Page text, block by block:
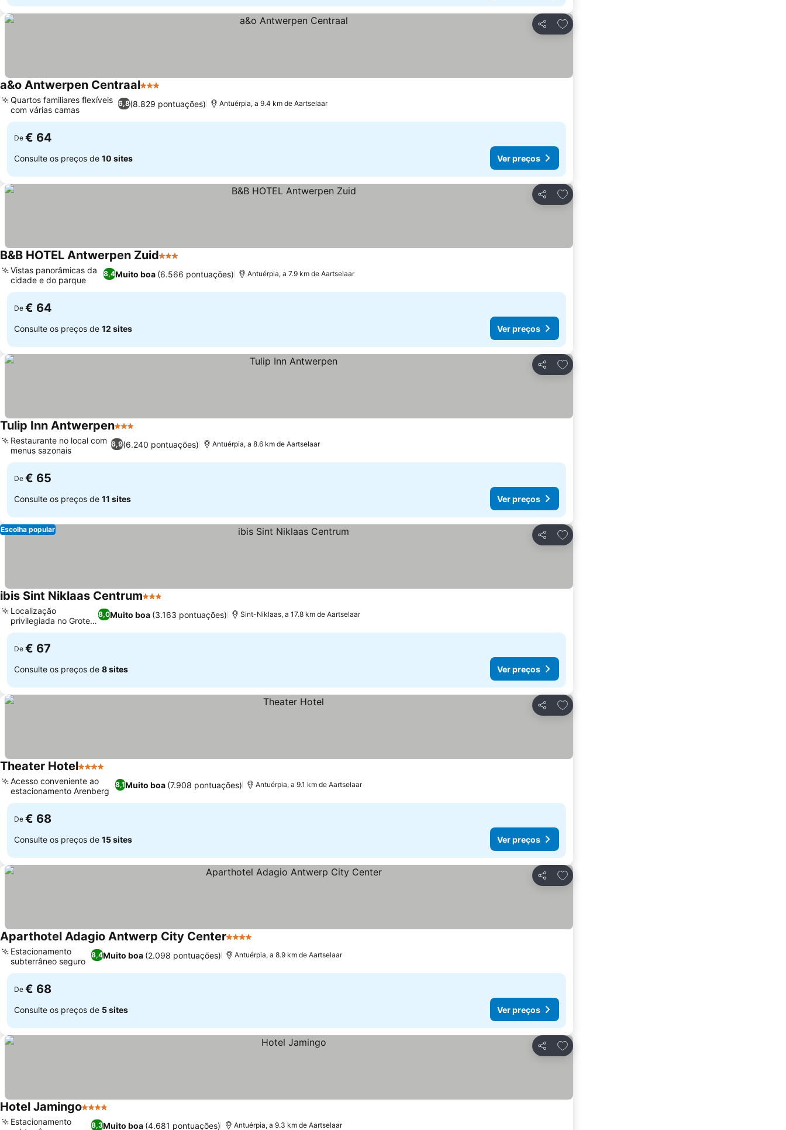
Partilhar
Adicionar aos favoritos
a&o Antwerpen Centraal3 Estrelas
6,8(8.829 pontuações)
Quartos familiares flexíveis
com várias camas
Antuérpia, a 9.4 km de Aartselaar
De € 64
Consulte os preços de 10 sites Ver preços
Partilhar
Adicionar aos favoritos
B&B HOTEL Antwerpen Zuid3 Estrelas
8,4Muito boa (6.566 pontuações)
Vistas panorâmicas da
cidade e do parque
Antuérpia, a 7.9 km de Aartselaar
De € 64
Consulte os preços de 12 sites Ver preços
Partilhar
Adicionar aos favoritos
Tulip Inn Antwerpen3 Estrelas
6,9(6.240 pontuações)
Restaurante no local com
menus sazonais
Antuérpia, a 8.6 km de Aartselaar
De € 65
Consulte os preços de 11 sites Ver preços
Partilhar
Adicionar aos favoritos
Escolha popular
ibis Sint Niklaas Centrum3 Estrelas
8,0Muito boa (3.163 pontuações)
Localização
privilegiada no Grote
Markt
Sint-Niklaas, a 17.8 km de Aartselaar
De € 67
Consulte os preços de 8 sites Ver preços
Partilhar
Adicionar aos favoritos
Theater Hotel4 Estrelas
8,1Muito boa (7.908 pontuações)
Acesso conveniente ao
estacionamento Arenberg
Antuérpia, a 9.1 km de Aartselaar
De € 68
Consulte os preços de 15 sites Ver preços
Partilhar
Adicionar aos favoritos
Aparthotel Adagio Antwerp City Center4 Estrelas
8,4Muito boa (2.098 pontuações)
Estacionamento
subterrâneo seguro
Antuérpia, a 8.9 km de Aartselaar
De € 68
Consulte os preços de 5 sites Ver preços
Partilhar
Adicionar aos favoritos
Hotel Jamingo4 Estrelas
8,3Muito boa (4.681 pontuações)
Estacionamento
Antuérpia, a 9.3 km de Aartselaar